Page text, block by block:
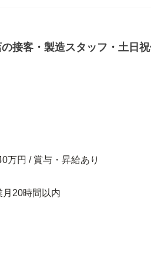
接客・製造スタッフ・土日
万円 / 賞与・昇給あり
月20時間以内